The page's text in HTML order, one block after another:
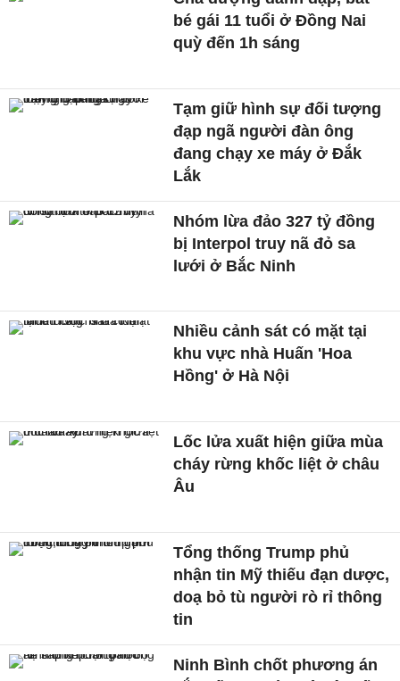
bé gái 11 tuổi ở Đồng Nai
quỳ đến 1h sáng
Tạm giữ hình sự đối tượng
đạp ngã người đàn ông
đang chạy xe máy ở Đắk
Lắk
Nhóm lừa đảo 327 tỷ đồng
bị Interpol truy nã đỏ sa
lưới ở Bắc Ninh
Nhiều cảnh sát có mặt tại
khu vực nhà Huấn 'Hoa
Hồng' ở Hà Nội
Lốc lửa xuất hiện giữa mùa
cháy rừng khốc liệt ở châu
Âu
Tổng thống Trump phủ
nhận tin Mỹ thiếu đạn dược,
doạ bỏ tù người rò rỉ thông
tin
Ninh Bình chốt phương án